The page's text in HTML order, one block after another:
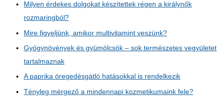
Milyen érdekes dolgokat készítettek régen a királynők
rozmaringból?
Mire figyeljünk, amikor multivitamint veszünk?
Gyógynövények és gyümölcsök – sok természetes vegyületet
tartalmaznak
A paprika öregedésgátló hatásokkal is rendelkezik
Tényleg mérgező a mindennapi kozmetikumaink fele?